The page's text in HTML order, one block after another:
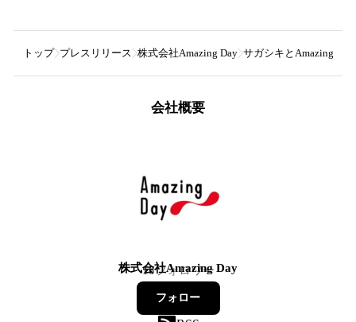
トップ プレスリリース 株式会社Amazing Day サガシキとAmazing
会社概要
株式会社Amazing Day
18フォロワー
フォロー